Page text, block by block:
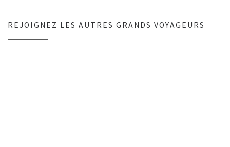
REJOIGNEZ LES AUTRES GRANDS VOYAGEURS